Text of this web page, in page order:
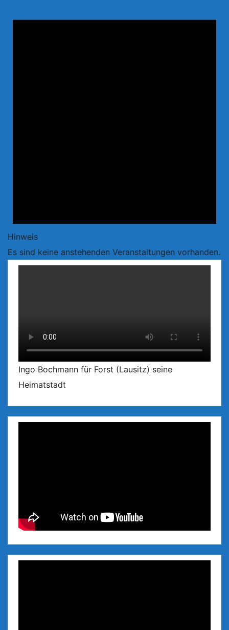
Hinweis
Es sind keine anstehenden Veranstaltungen vorhanden.
Ingo Bochmann für Forst (Lausitz) seine
Heimatstadt